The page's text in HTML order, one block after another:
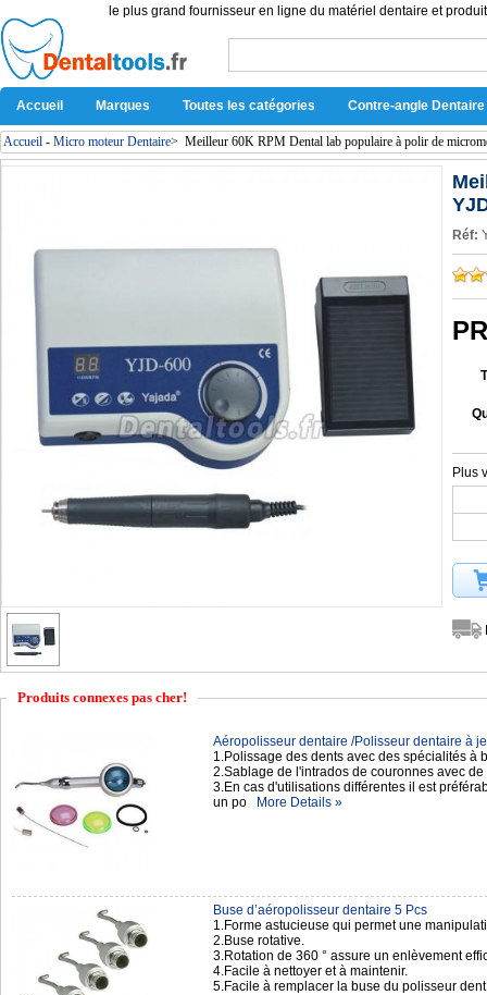
le plus grand fournisseur en ligne du matériel dentaire et
Accueil Marques Toutes les catégories Contre-angle Dentaire
Accueil - Micro moteur Dentaire> Meilleur 60K RPM Dental lab populaire à polir de
Réf:
Plus
Produits connexes pas cher!
Aéropolisseur dentaire /Polisseur dentaire à
1.Polissage des dents avec des spécialités à
2.Sablage de l'intrados de couronnes avec
3.En cas d'utilisations différentes il est
un po
More Details »
Buse d’aéropolisseur dentaire 5 Pcs
1.Forme astucieuse qui permet une
2.Buse rotative.
3.Rotation de 360 ° assure un enlèvement
4.Facile à nettoyer et à maintenir.
5.Facile à remplacer la buse du polisseur